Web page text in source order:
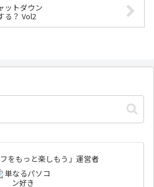
ットダウン
る？ Vol2
フをもっと楽しもう」運営者